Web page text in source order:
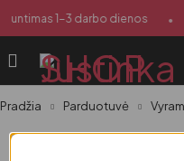
1-3 darbo dienos •
Pradžia Parduotuvė